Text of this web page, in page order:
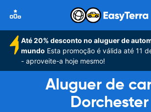
Até 20% desconto no aluguer de
mundo Esta promoção é válida até 11
- aproveite-a hoje mesmo!
Aluguer de
Dorchester